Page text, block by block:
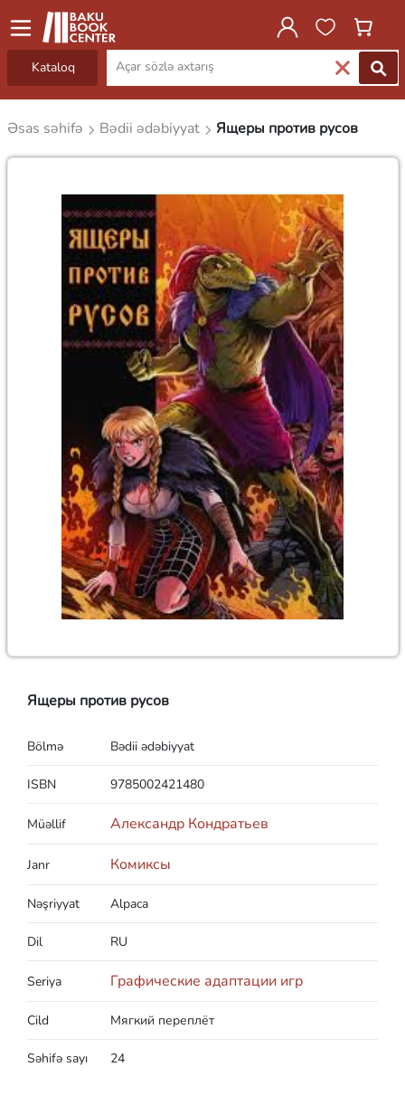
Kataloq
Əsas səhifə Bədii ədəbiyyat Ящеры против русов
Ящеры против русов
Bölmə Bədii ədəbiyyat
ISBN 9785002421480
Müəllif Александр Кондратьев
Janr Комиксы
Nəşriyyat Alpaca
Dil RU
Seriya Графические адаптации игр
Cild Мягкий переплёт
Səhifə sayı 24